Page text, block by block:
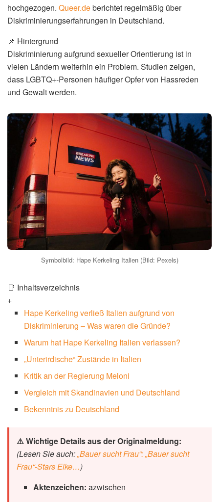
hochgezogen. Queer.deberichtet regelmäßig über
Diskriminierungserfahrungen in Deutschland.
📌 Hintergrund
Diskriminierung aufgrund sexueller Orientierung ist in
vielen Ländern weiterhin ein Problem. Studien zeigen,
dass LGBTQ+-Personen häufiger Opfer von Hassreden
und Gewalt werden.
Symbolbild: Hape Kerkeling Italien (Bild: Pexels)
📑 Inhaltsverzeichnis
+
Hape Kerkeling verließ Italien aufgrund von
Diskriminierung – Was waren die Gründe?
Warum hat Hape Kerkeling Italien verlassen?
„Unterirdische“ Zustände in Italien
Kritik an der Regierung Meloni
Vergleich mit Skandinavien und Deutschland
Bekenntnis zu Deutschland
⚠️ Wichtige Details aus der Originalmeldung:
(Lesen Sie auch:„Bauer sucht Frau“: „Bauer sucht
Frau“-Stars Elke…)
Aktenzeichen: azwischen